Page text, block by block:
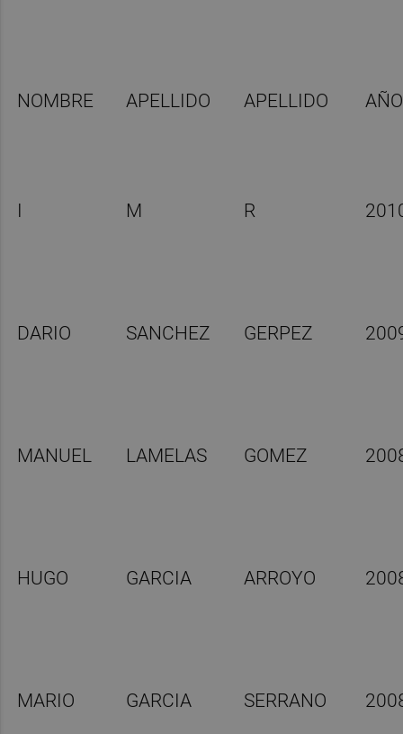
NOMBRE APELLIDO APELLIDO AÑO
I M R
DARIO SANCHEZ GERPEZ
MANUEL LAMELAS GOMEZ
HUGO GARCIA ARROYO
MARIO GARCIA SERRANO